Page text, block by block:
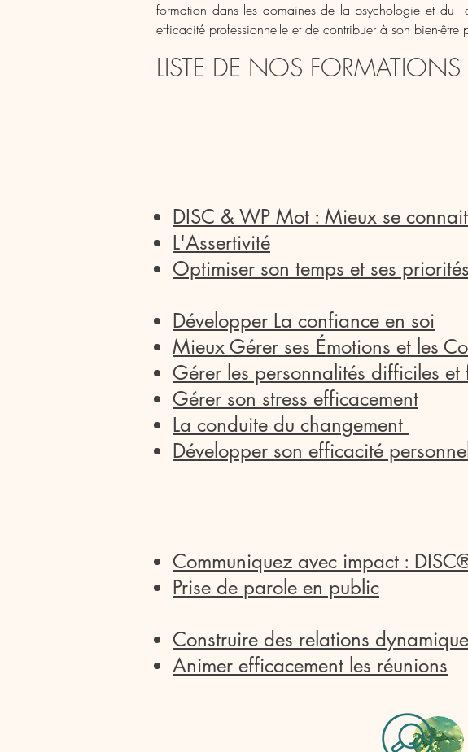
formation dans les domaines de la psychologie et du
efficacité professionnelle et de contribuer à son bien-être
LISTE DE NOS FORMATIONS
DISC & WP Mot : Mieux se
L'Assertivité
Optimiser son temps et ses priorités
Développer La confiance en soi
Mieux Gérer ses Émotions et les
Gérer les personnalités difficiles
Gérer son stress efficacement
La conduite du changement
Développer son efficacité
Communiquez avec impact :
Prise de parole en public
Construire des relations
Animer efficacement les réunions